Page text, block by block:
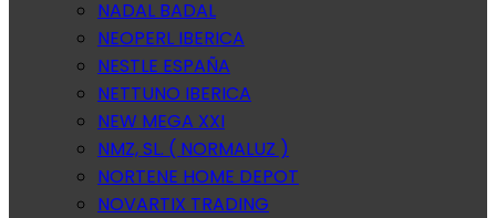
NADAL BADAL
NEOPERL IBERICA
NESTLE ESPAÑA
NETTUNO IBERICA
NEW MEGA XXI
NMZ, SL. ( NORMALUZ )
NORTENE HOME DEPOT
NOVARTIX TRADING